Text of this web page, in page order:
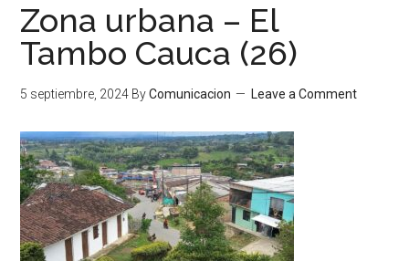
Zona urbana – El
Tambo Cauca (26)
5 septiembre, 2024 ByComunicacion Leave a Comment